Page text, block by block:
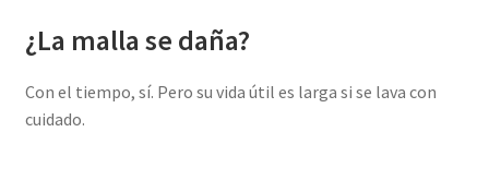
¿La malla se daña?
Con el tiempo, sí. Pero su vida útil es larga si se lava con
cuidado.